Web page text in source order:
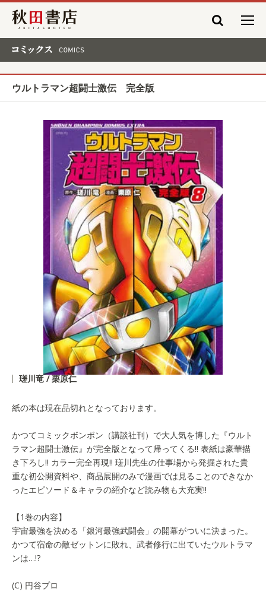
秋田書店
ウルトラマン超闘士激伝 完全版
瑳川竜 / 栗原仁
紙の本は現在品切れとなっております。
かつてコミックボンボン（講談社刊）で大人気を博した『ウルト
ラマン超闘士激伝』が完全版となって帰ってくる!! 表紙は豪華描
き下ろし!! カラー完全再現!! 瑳川先生の仕事場から発掘された貴
重な初公開資料や、商品展開のみで漫画では見ることのできなか
ったエピソード＆キャラの紹介など読み物も大充実!!
【1巻の内容】
宇宙最強を決める「銀河最強武闘会」の開幕がついに決まった。
かつて宿命の敵ゼットンに敗れ、武者修行に出ていたウルトラマ
ンは…!?
(C) 円谷プロ